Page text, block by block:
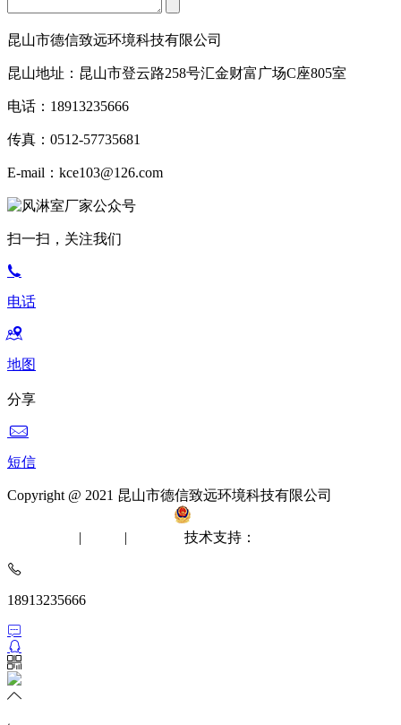
昆山市德信致远环境科技有限公司
昆山地址：昆山市登云路258号汇金财富广场C座805室
电话：18913235666
传真：0512-57735681
E-mail：kce103@126.com
扫一扫，关注我们
电话
地图
分享
短信
Copyright @ 2021 昆山市德信致远环境科技有限公司
| | 技术支持：
18913235666